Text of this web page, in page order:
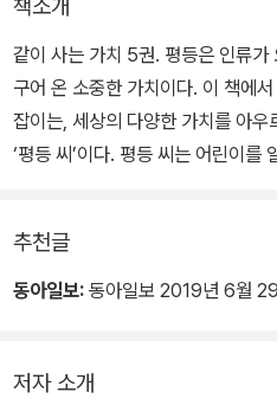
책소개
같이 사는 가치 5권. 평등은 인류가
구어 온 소중한 가치이다. 이 책에
잡이는, 세상의 다양한 가치를 아
‘평등 씨’이다. 평등 씨는 어린이를
반 아이들 모두에게 과학 퀴즈 대회
화 가정의 아이에게 전교 회장이 되
이다. 평등은 권리도 의무도 공평하
추천글
동아일보: 동아일보 2019년 6월
저자 소개